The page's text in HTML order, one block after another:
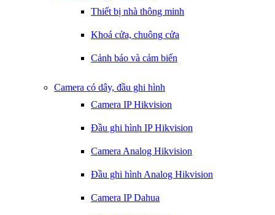
Thiết bị nhà thông minh
Khoá cửa, chuông cửa
Cảnh báo và cảm biến
Camera có dây, đầu ghi hình
Camera IP Hikvision
Đầu ghi hình IP Hikvision
Camera Analog Hikvision
Đầu ghi hình Analog Hikvision
Camera IP Dahua